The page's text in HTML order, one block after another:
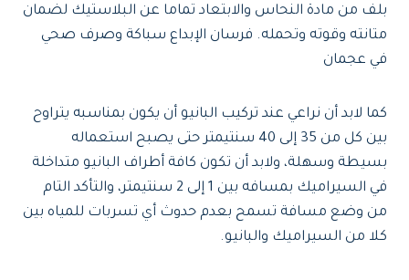
بلف من مادة النحاس والابتعاد تماما عن البلاستيك لضمان
متانته وقوته وتحمله. فرسان الإبداع سباكة وصرف صحي
في عجمان
كما لابد أن نراعي عند تركيب البانيو أن يكون بمناسبه يتراوح
بين كل من 35 إلى 40 سنتيمتر حتى يصبح استعماله
بسيطة وسهلة، ولابد أن تكون كافة أطراف البانيو متداخلة
في السيراميك بمسافه بين 1 إلى 2 سنتيمتر، والتأكد التام
من وضع مسافة تسمح بعدم حدوث أي تسربات للمياه بين
كلا من السيراميك والبانيو.